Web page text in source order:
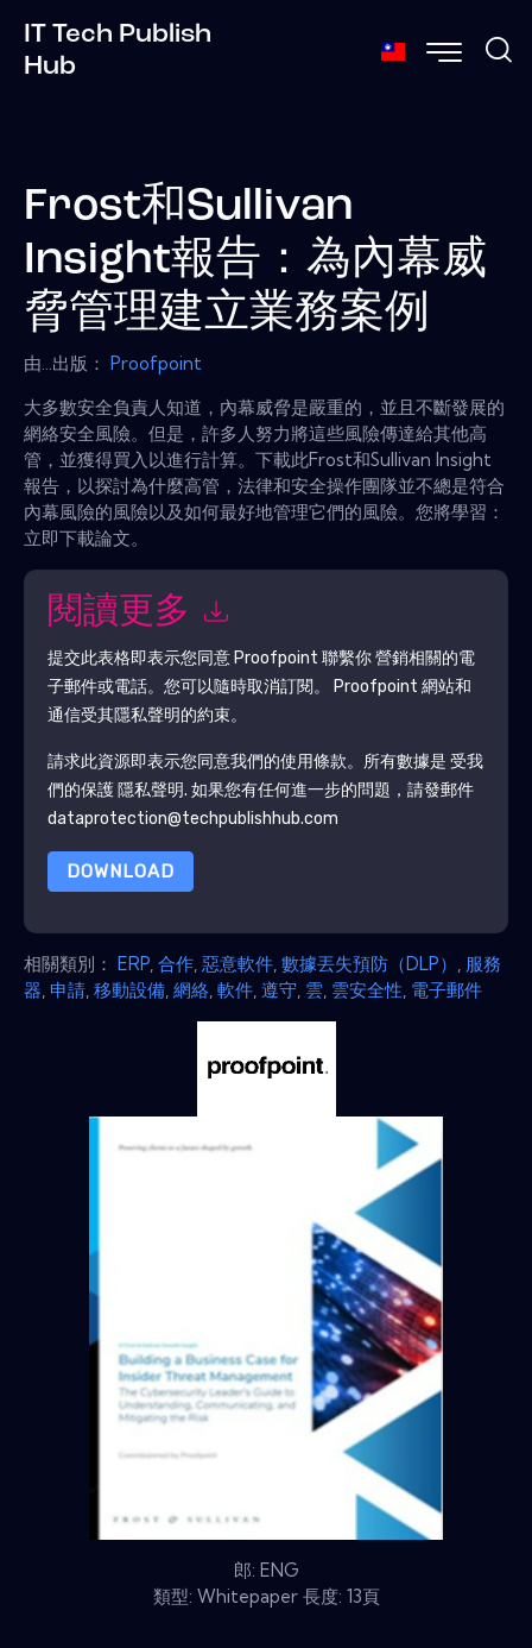
IT Tech Publish
Hub
Frost和Sullivan
Insight報告：為內幕威
脅管理建立業務案例
由...出版： Proofpoint
大多數安全負責人知道，內幕威脅是嚴重的，並且不斷發展的
網絡安全風險。但是，許多人努力將這些風險傳達給其他高
管，並獲得買入以進行計算。下載此Frost和Sullivan Insight
報告，以探討為什麼高管，法律和安全操作團隊並不總是符合
內幕風險的風險以及如何最好地管理它們的風險。您將學習：
立即下載論文。
閱讀更多
提交此表格即表示您同意 Proofpoint 聯繫你 營銷相關的電
子郵件或電話。您可以隨時取消訂閱。
Proofpoint 網站和
通信受其隱私聲明的約束。
請求此資源即表示您同意我們的使用條款。所有數據是 受我
們的保護 隱私聲明. 如果您有任何進一步的問題，請發郵件
dataprotection@techpublishhub.com
DOWNLOAD
相關類別： ERP 合作 惡意軟件 數據丟失預防（DLP）
服務
器 申請 移動設備 網絡 軟件 遵守 雲 雲安全性 電子郵件
郎: ENG
類型: Whitepaper 長度: 13頁